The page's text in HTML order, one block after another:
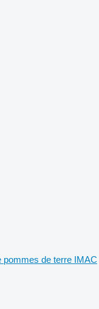
pommes de terre IMAC